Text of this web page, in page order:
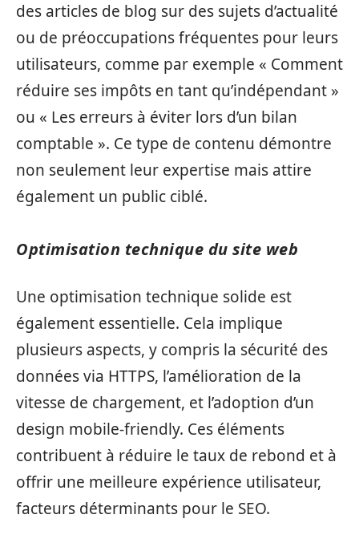
des articles de blog sur des sujets d’actualité
ou de préoccupations fréquentes pour leurs
utilisateurs, comme par exemple « Comment
réduire ses impôts en tant qu’indépendant »
ou « Les erreurs à éviter lors d’un bilan
comptable ». Ce type de contenu démontre
non seulement leur expertise mais attire
également un public ciblé.
Optimisation technique du site web
Une optimisation technique solide est
également essentielle. Cela implique
plusieurs aspects, y compris la sécurité des
données via HTTPS, l’amélioration de la
vitesse de chargement, et l’adoption d’un
design mobile-friendly. Ces éléments
contribuent à réduire le taux de rebond et à
offrir une meilleure expérience utilisateur,
facteurs déterminants pour le SEO.